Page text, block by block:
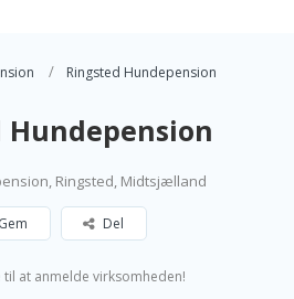
Ringsted Hundepension
Hundepension
Ringsted, Midtsjælland
Gem Del
at anmelde virksomheden!